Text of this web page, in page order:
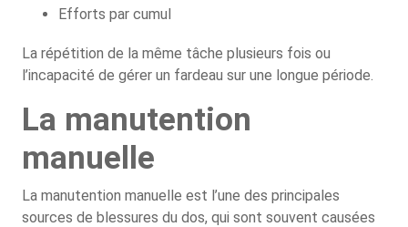
Efforts par cumul
La répétition de la même tâche plusieurs fois ou
l’incapacité de gérer un fardeau sur une longue période.
La manutention
manuelle
La manutention manuelle est l’une des principales
sources de blessures du dos, qui sont souvent causées